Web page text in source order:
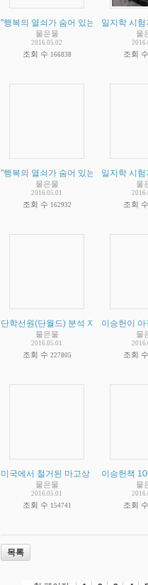
"행복의 열쇠가 숨어 있는 우리말의 비
물은물
2016.05.02
조회 수 166838
일지학 시
물
조회
"행복의 열쇠가 숨어 있는 우리말의 비
물은물
2016.05.01
조회 수 162932
일지학 시
물
조회
단학선원(단월드) 분석 자료 1)
물은물
2016.05.01
조회 수 227805
이승헌이
물
조회
미국에서 철거된 마고상 성형해서 다시
물은물
2016.05.01
조회 수 154741
이승헌책
물
조회
목록